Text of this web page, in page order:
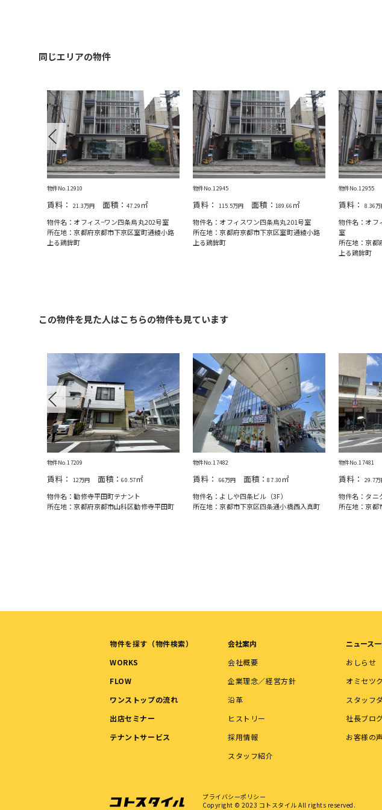
同じエリアの物件
Previous
物件No.12910
賃料： 21.3万円 面積： 47.29㎡
物件名：オフィス−ワン四条烏丸202号室
所在地：京都府京都市下京区室町通綾小路
上る鶏鉾町
物件No.12945
賃料： 115.5万円 面積： 189.66㎡
物件名：オフィスワン四条烏丸201号室
所在地：京都府京都市下京区室町通綾小路
上る鶏鉾町
物件No.12955
賃料： 8.36万
物件名：オフ
室
所在地：京都
上る鶏鉾町
この物件を見た人はこちらの物件も見ています
Previous
物件No.17209
賃料： 12万円面積：60.57㎡
物件名：勧修寺平田町テナント
所在地：京都府京都市山科区勧修寺平田町
物件No.17482
賃料： 66万円面積：87.30㎡
物件名：よしや四条ビル（3F）
所在地：京都市下京区四条通⼩橋⻄⼊真町
物件No.17481
賃料： 29.7万
物件名：タニ
所在地：京都
物件を探す（物件検索）
WORKS
FLOW
ワンストップの流れ
出店セミナー
テナントサービス
会社案内
会社概要
企業理念／経営方針
沿革
ヒストリー
採用情報
スタッフ紹介
ニュース
おしらせ
オミセツ
スタッフ
社長ブロ
お客様の声
プライバシーポリシー
Copyright © 2023 コトスタイル All rights reserved.